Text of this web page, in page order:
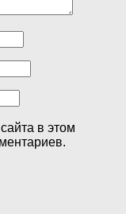
в этом